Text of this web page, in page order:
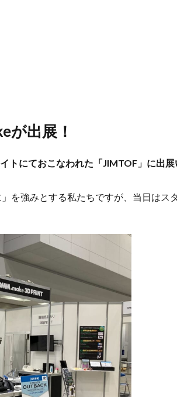
が出展！
トにておこなわれた「JIMTOF」に出展
を強みとする私たちですが、当日はス